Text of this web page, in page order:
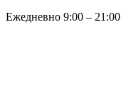
Ежедневно 9:00 – 21:00